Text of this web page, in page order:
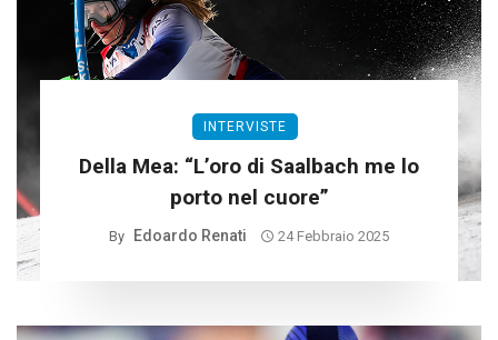
INTERVISTE
Della Mea: “L’oro di Saalbach me lo
porto nel cuore”
By Edoardo Renati 24 Febbraio 2025